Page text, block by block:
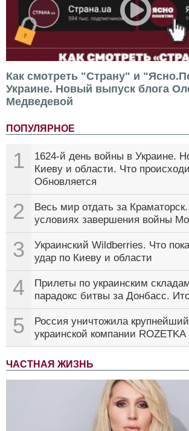
Как смотреть "Страну" и
Украине. Новый выпуск блога
Медведевой
ПОПУЛЯРНОЕ
1
1624-й день войны в Украине.
Киеву и области. Что
Обновляется
2
Весь мир отдать за
условиях завершения войны
3
Украинский Wildberries. Что
удар по Киеву и области
4
Прилеты по украинским
парадокс битвы за Донбасс.
5
Россия уничтожила
украинской компании ROZETKA
ЧАСТНАЯ ЖИЗНЬ